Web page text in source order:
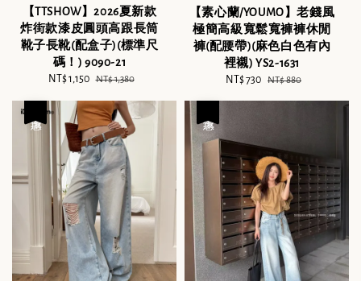
【TTSHOW】2026夏新款
炸街款漆皮圓頭高跟長筒
靴子長靴(配盒子)(標準尺
碼！) 9090-21
Sale
NT$ 1,150 Regular
NT$ 1,380
【素心蘭/YOUMO】老錢風
極簡高級寬鬆寬褲褲休閒
褲(配腰帶)(麻色白色有內
裡襯) YS2-1631
Sale
NT$ 730 Regular
NT$ 880